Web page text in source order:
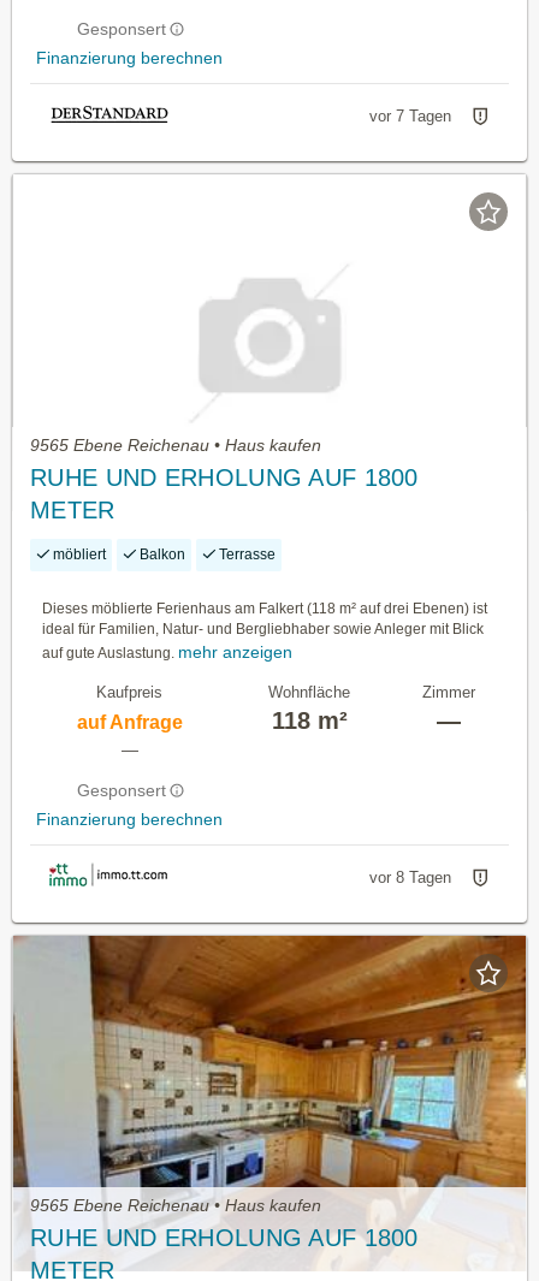
Gesponsert
Finanzierung berechnen
vor 7 Tagen
9565 Ebene Reichenau • Haus kaufen
RUHE UND ERHOLUNG AUF 1800
METER
möbliert Balkon Terrasse
Dieses möblierte Ferienhaus am Falkert (118 m² auf drei Ebenen) ist
ideal für Familien, Natur- und Bergliebhaber sowie Anleger mit Blick
auf gute Auslastung. mehr anzeigen
Kaufpreis
auf Anfrage
—
Gesponsert
Finanzierung berechnen
Wohnfläche
118 m²
Zimmer
—
vor 8 Tagen
9565 Ebene Reichenau • Haus kaufen
RUHE UND ERHOLUNG AUF 1800
METER